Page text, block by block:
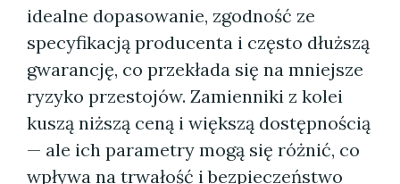
idealne dopasowanie, zgodność ze
specyfikacją producenta i często dłuższą
gwarancję, co przekłada się na mniejsze
ryzyko przestojów. Zamienniki z kolei
kuszą niższą ceną i większą dostępnością
— ale ich parametry mogą się różnić, co
wpływa na trwałość i bezpieczeństwo